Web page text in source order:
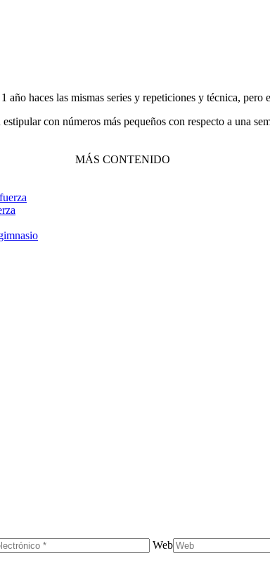
haces las mismas series y repeticiones y técnica,
con números más pequeños con respecto a una
MÁS CONTENIDO
Web